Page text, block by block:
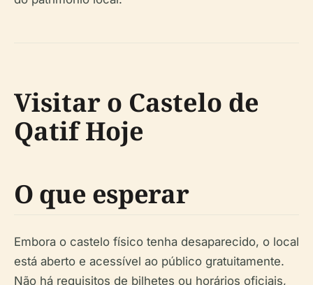
Visitar o Castelo de
Qatif Hoje
O que esperar
Embora o castelo físico tenha desaparecido, o local
está aberto e acessível ao público gratuitamente.
Não há requisitos de bilhetes ou horários oficiais,